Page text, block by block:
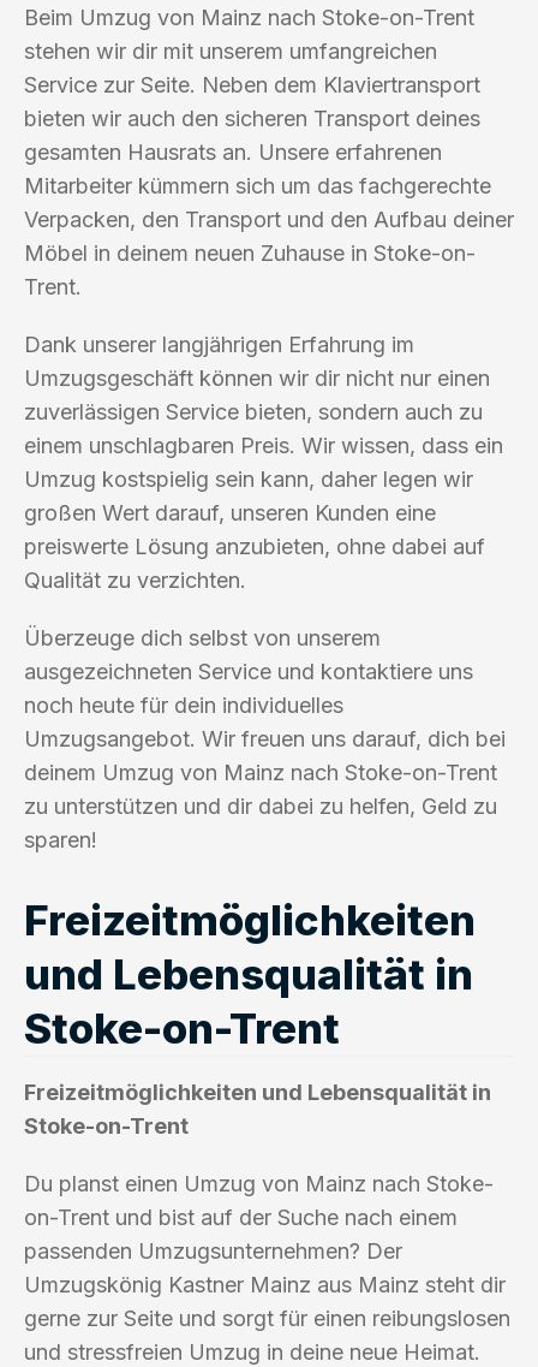
Beim Umzug von Mainz nach Stoke-on-Trent
stehen wir dir mit unserem umfangreichen
Service zur Seite. Neben dem Klaviertransport
bieten wir auch den sicheren Transport deines
gesamten Hausrats an. Unsere erfahrenen
Mitarbeiter kümmern sich um das fachgerechte
Verpacken, den Transport und den Aufbau deiner
Möbel in deinem neuen Zuhause in Stoke-on-
Trent.
Dank unserer langjährigen Erfahrung im
Umzugsgeschäft können wir dir nicht nur einen
zuverlässigen Service bieten, sondern auch zu
einem unschlagbaren Preis. Wir wissen, dass ein
Umzug kostspielig sein kann, daher legen wir
großen Wert darauf, unseren Kunden eine
preiswerte Lösung anzubieten, ohne dabei auf
Qualität zu verzichten.
Überzeuge dich selbst von unserem
ausgezeichneten Service und kontaktiere uns
noch heute für dein individuelles
Umzugsangebot. Wir freuen uns darauf, dich bei
deinem Umzug von Mainz nach Stoke-on-Trent
zu unterstützen und dir dabei zu helfen, Geld zu
sparen!
Freizeitmöglichkeiten
und Lebensqualität in
Stoke-on-Trent
Freizeitmöglichkeiten und Lebensqualität in
Stoke-on-Trent
Du planst einen Umzug von Mainz nach Stoke-
on-Trent und bist auf der Suche nach einem
passenden Umzugsunternehmen? Der
Umzugskönig Kastner Mainz aus Mainz steht dir
gerne zur Seite und sorgt für einen reibungslosen
und stressfreien Umzug in deine neue Heimat.